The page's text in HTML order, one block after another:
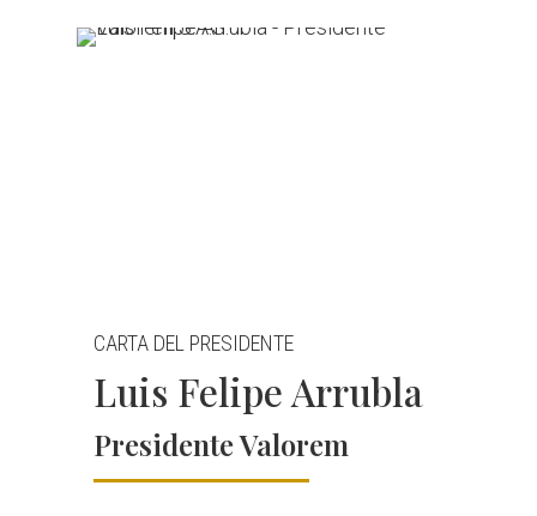
CARTA DEL PRESIDENTE
Luis Felipe Arrubla
Presidente Valorem